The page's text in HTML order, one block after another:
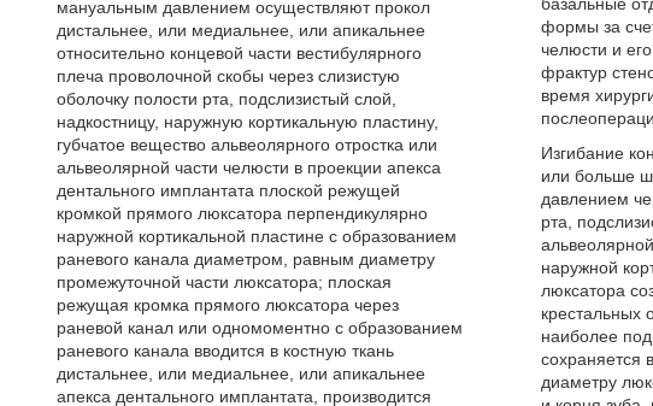
формы за
челюсти и
фрактур
время
Изгибание
или больше
давлением
рта,
наружной
люксатора
крестальных
наиболее
сохраняется
диаметру
мануальным давлением осуществляют прокол
дистальнее, или медиальнее, или апикальнее
относительно концевой части вестибулярного
плеча проволочной скобы через слизистую
оболочку полости рта, подслизистый слой,
надкостницу, наружную кортикальную пластину,
губчатое вещество альвеолярного отростка или
альвеолярной части челюсти в проекции апекса
дентального имплантата плоской режущей
кромкой прямого люксатора перпендикулярно
наружной кортикальной пластине с образованием
раневого канала диаметром, равным диаметру
промежуточной части люксатора; плоская
режущая кромка прямого люксатора через
раневой канал или одномоментно с образованием
раневого канала вводится в костную ткань
дистальнее, или медиальнее, или апикальнее
апекса дентального имплантата, производится